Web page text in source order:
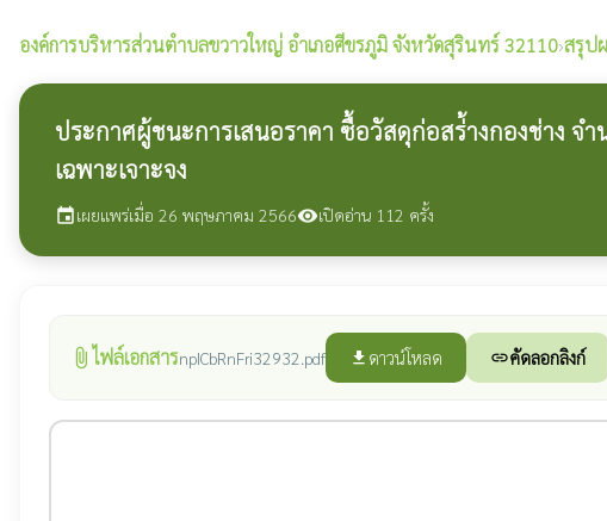
องค์การบริหารส่วนตำบลขวาวใหญ่ อำเภอศีขรภูมิ จังหวัดสุรินทร์ 32110›สรุป
ประกาศผู้ชนะการเสนอราคา ซื้อวัสดุก่อสร่้างกองช่าง จ
เฉพาะเจาะจง
eventเผยแพร่เมื่อ 26 พฤษภาคม 2566visibilityเปิดอ่าน 112 ครั้ง
attach_file ไฟล์เอกสารnpICbRnFri32932.pdf file_download ดาวน์โหลด linkคัดลอกลิงก์